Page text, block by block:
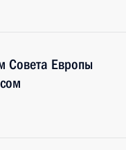
Совета Европы